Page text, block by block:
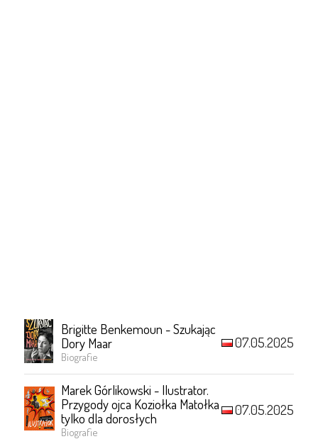
Brigitte Benkemoun - Szukając
Dory Maar
Biografie
07.05.2025
Marek Górlikowski - Ilustrator.
Przygody ojca Koziołka Matołka
tylko dla dorosłych
Biografie
07.05.2025